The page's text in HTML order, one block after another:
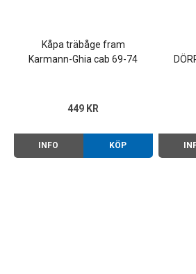
Kåpa träbåge fram
Karmann-Ghia cab 69-74
449 KR
INFO KÖP